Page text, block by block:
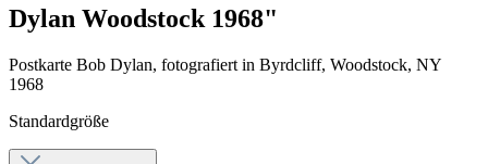
Dylan Woodstock 1968"
Postkarte Bob Dylan, fotografiert in Byrdcliff, Woodstock, NY
1968
Standardgröße